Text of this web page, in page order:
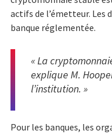
actifs de l’émetteur. Les
banque réglementée.
« La
explique M.
l’institution. »
Pour les banques, les